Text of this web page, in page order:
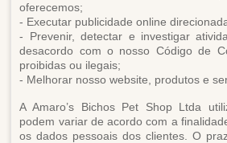
oferecemos;
- Executar publicidade online
- Prevenir, detectar e investigar
desacordo com o nosso Código de
proibidas ou ilegais;
- Melhorar nosso website, produtos e
A Amaro’s Bichos Pet Shop Ltda
podem variar de acordo com a
os dados pessoais dos clientes. O